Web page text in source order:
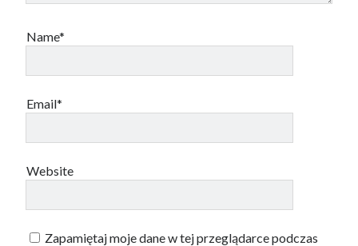
Name*
Email*
Website
Zapamiętaj moje dane w tej przeglądarce podczas